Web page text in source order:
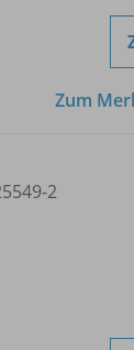
Zum
2